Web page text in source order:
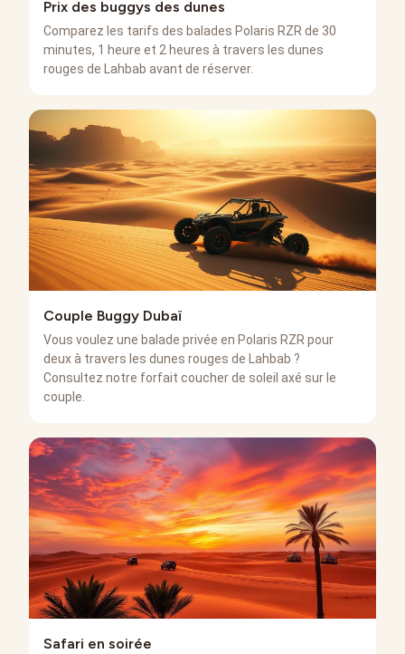
Prix des buggys des dunes
Comparez les tarifs des balades Polaris RZR de 30
minutes, 1 heure et 2 heures à travers les dunes
rouges de Lahbab avant de réserver.
Couple Buggy Dubaï
Vous voulez une balade privée en Polaris RZR pour
deux à travers les dunes rouges de Lahbab ?
Consultez notre forfait coucher de soleil axé sur le
couple.
Safari en soirée